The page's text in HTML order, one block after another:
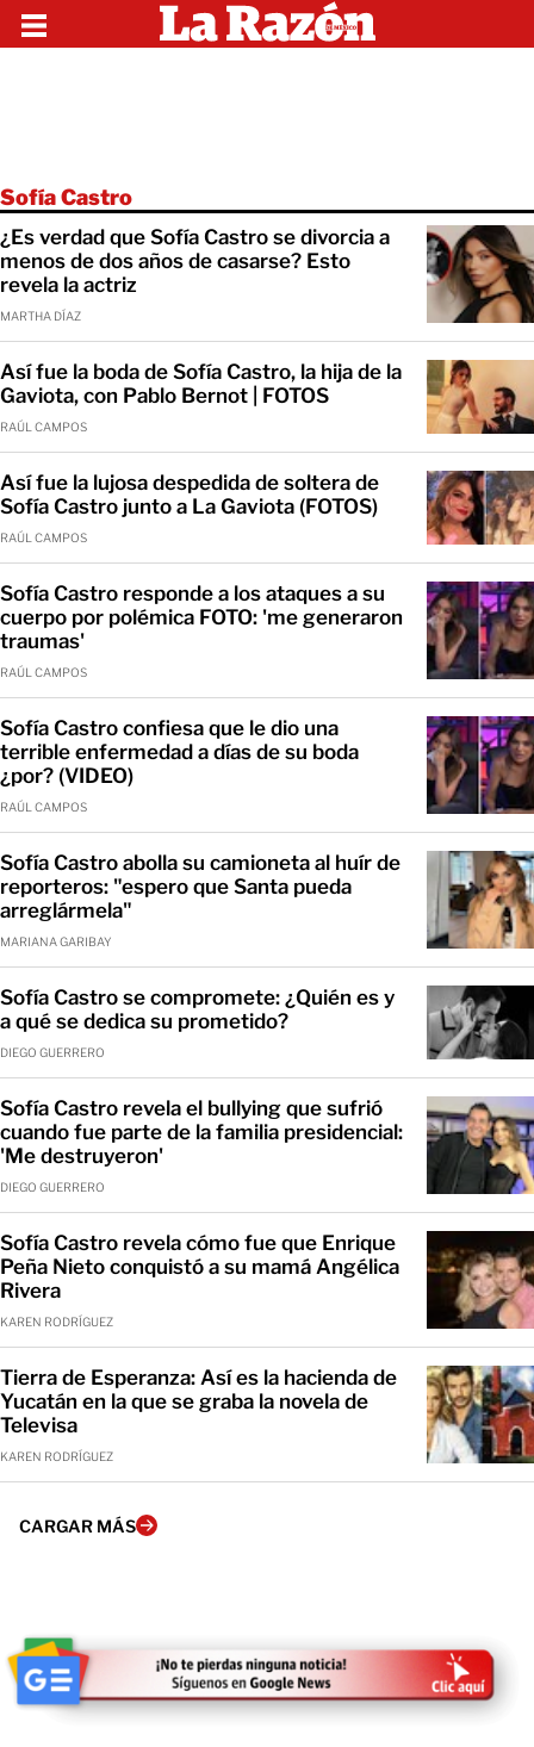
Sofía Castro
¿Es verdad que Sofía Castro se divorcia a
menos de dos años de casarse? Esto
revela la actriz
MARTHA DÍAZ
Así fue la boda de Sofía Castro, la hija de la
Gaviota, con Pablo Bernot | FOTOS
RAÚL CAMPOS
Así fue la lujosa despedida de soltera de
Sofía Castro junto a La Gaviota (FOTOS)
RAÚL CAMPOS
Sofía Castro responde a los ataques a su
cuerpo por polémica FOTO: 'me generaron
traumas'
RAÚL CAMPOS
Sofía Castro confiesa que le dio una
terrible enfermedad a días de su boda
¿por? (VIDEO)
RAÚL CAMPOS
Sofía Castro abolla su camioneta al huír de
reporteros: "espero que Santa pueda
arreglármela"
MARIANA GARIBAY
Sofía Castro se compromete: ¿Quién es y
a qué se dedica su prometido?
DIEGO GUERRERO
Sofía Castro revela el bullying que sufrió
cuando fue parte de la familia presidencial:
'Me destruyeron'
DIEGO GUERRERO
Sofía Castro revela cómo fue que Enrique
Peña Nieto conquistó a su mamá Angélica
Rivera
KAREN RODRÍGUEZ
Tierra de Esperanza: Así es la hacienda de
Yucatán en la que se graba la novela de
Televisa
KAREN RODRÍGUEZ
CARGAR MÁS